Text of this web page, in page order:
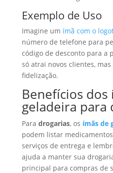
Exemplo de Uso
Imagine um ímã com o
número de telefone para
código de desconto para a
só atrai novos clientes,
fidelização.
Benefícios dos
geladeira para
Para drogarias, os ímãs de
podem listar
serviços de entrega e
ajuda a manter sua
principal para compras de